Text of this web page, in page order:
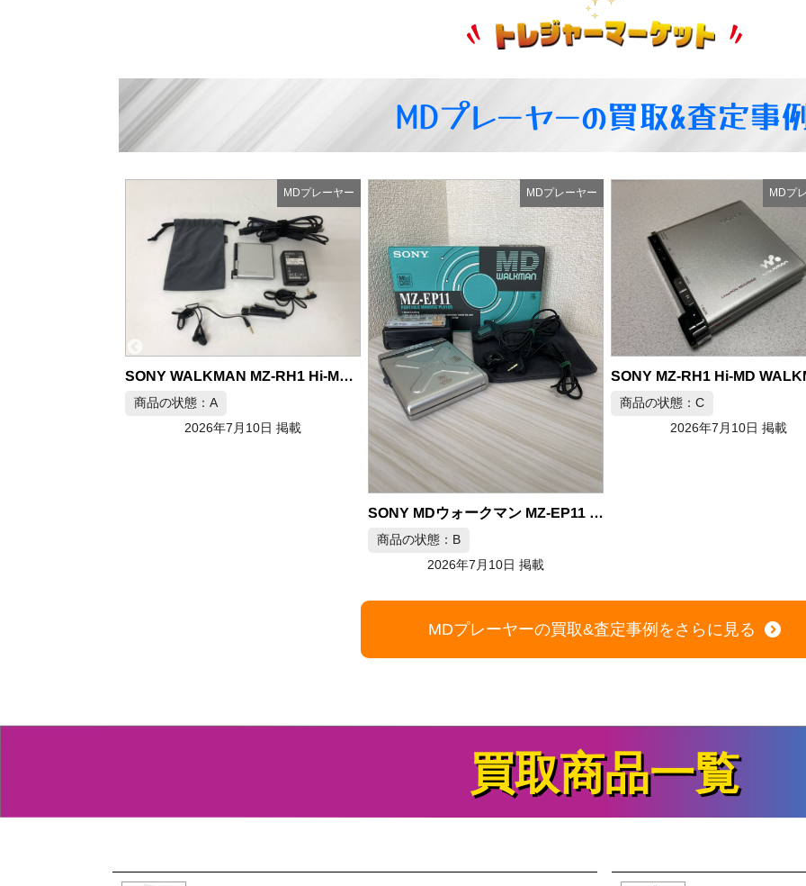
MDプレーヤーの買取&査定事
MDプレーヤー MDプレーヤー
SONY MZ-RH1 Hi-MD WALKMAN リニアPCM録音 MDプレーヤー
商品の状態：C
2026年7月10日 掲載
MDプ
商品の状態：B
2026年7月10日 掲載
MDプレーヤーの買取&査定事例をさらに見る
買取商品一覧